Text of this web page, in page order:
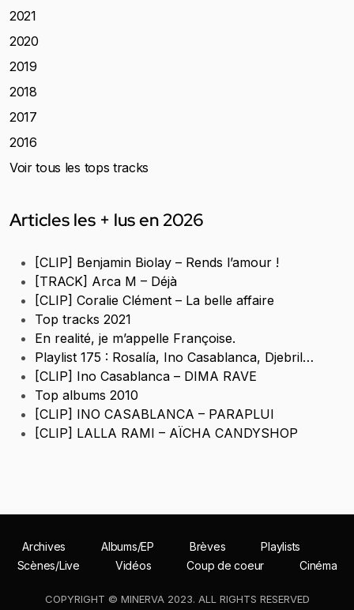
2021
2020
2019
2018
2017
2016
Voir tous les tops tracks
Articles les + lus en 2026
[CLIP] Benjamin Biolay – Rends l’amour !
[TRACK] Arca M – Déjà
[CLIP] Coralie Clément – La belle affaire
Top tracks 2021
En realité, je m’appelle Françoise.
Playlist 175 : Rosalía, Ino Casablanca, Djebril…
[CLIP] Ino Casablanca – DIMA RAVE
Top albums 2010
[CLIP] INO CASABLANCA – PARAPLUI
[CLIP] LALLA RAMI – AÏCHA CANDYSHOP
Archives Albums/EP Brèves
Playlists
Scènes/Live
Vidéos Coup de coeur Cinéma
COPYRIGHT © MINERVA 2023. ALL RIGHTS RESERVED